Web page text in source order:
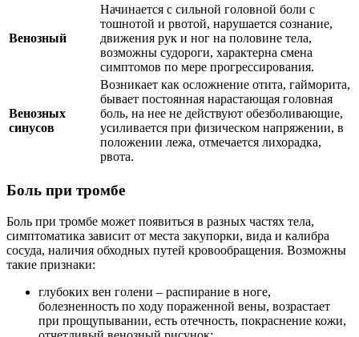
Венозный
Начинается с сильной головной боли с
тошнотой и рвотой, нарушается сознание,
движения рук и ног на половине тела,
возможны судороги, характерна смена
симптомов по мере прогрессирования.
Венозных
синусов
Возникает как осложнение отита, гайморита,
бывает постоянная нарастающая головная
боль, на нее не действуют обезболивающие,
усиливается при физическом напряжении, в
положении лежа, отмечается лихорадка,
рвота.
Боль при тромбе
Боль при тромбе может появиться в разных частях тела,
симптоматика зависит от места закупорки, вида и калибра
сосуда, наличия обходных путей кровообращения. Возможны
такие признаки:
глубоких вен голени – распирание в ноге,
болезненность по ходу пораженной вены, возрастает
при прощупывании, есть отечность, покраснение кожи,